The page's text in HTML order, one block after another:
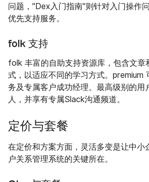
问题，"Dex入门指南"则针对入门操作
优先支持服务。
folk 支持
folk 丰富的自助支持资源库，包含文章
式，以适应不同的学习方式。premium
务及专属客户成功经理。最高级别的用
人，并享有专属Slack沟通频道。
定价与套餐
在定价和方案方面，灵活多变是让中小
户关系管理系统的关键所在。